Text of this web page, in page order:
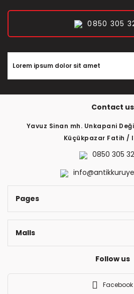
0850 305
Contact us
Yavuz Sinan mh. Unkapani
Küçükpazar Fatih /
0850 305
Pages
Malls
Follow us
Facebook